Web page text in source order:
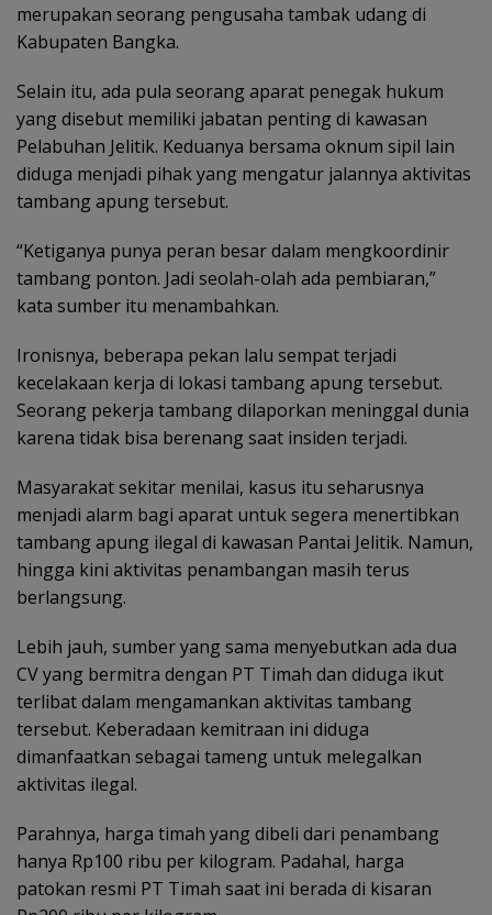
merupakan seorang pengusaha tambak udang di
Kabupaten Bangka.
Selain itu, ada pula seorang aparat penegak hukum
yang disebut memiliki jabatan penting di kawasan
Pelabuhan Jelitik. Keduanya bersama oknum sipil lain
diduga menjadi pihak yang mengatur jalannya aktivitas
tambang apung tersebut.
“Ketiganya punya peran besar dalam mengkoordinir
tambang ponton. Jadi seolah-olah ada pembiaran,”
kata sumber itu menambahkan.
Ironisnya, beberapa pekan lalu sempat terjadi
kecelakaan kerja di lokasi tambang apung tersebut.
Seorang pekerja tambang dilaporkan meninggal dunia
karena tidak bisa berenang saat insiden terjadi.
Masyarakat sekitar menilai, kasus itu seharusnya
menjadi alarm bagi aparat untuk segera menertibkan
tambang apung ilegal di kawasan Pantai Jelitik. Namun,
hingga kini aktivitas penambangan masih terus
berlangsung.
Lebih jauh, sumber yang sama menyebutkan ada dua
CV yang bermitra dengan PT Timah dan diduga ikut
terlibat dalam mengamankan aktivitas tambang
tersebut. Keberadaan kemitraan ini diduga
dimanfaatkan sebagai tameng untuk melegalkan
aktivitas ilegal.
Parahnya, harga timah yang dibeli dari penambang
hanya Rp100 ribu per kilogram. Padahal, harga
patokan resmi PT Timah saat ini berada di kisaran